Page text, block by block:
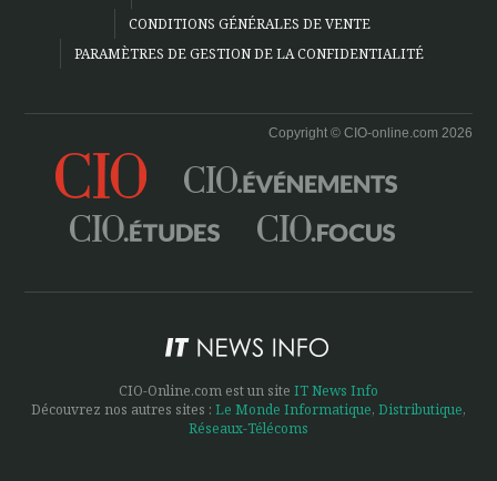
CONDITIONS GÉNÉRALES DE VENTE
PARAMÈTRES DE GESTION DE LA CONFIDENTIALITÉ
Copyright © CIO-online.com 2026
CIO-Online.com est un site IT News Info
Découvrez nos autres sites : Le Monde Informatique, Distributique,
Réseaux-Télécoms